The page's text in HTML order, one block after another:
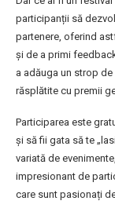
participanții să
partenere, oferind
și de a primi
a adăuga un strop
răsplătite cu premii
Participarea este
și să fii gata să te
variată de
impresionant de
care sunt pasionați